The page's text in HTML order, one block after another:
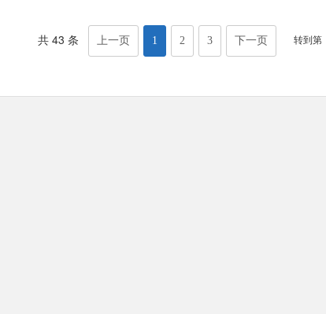
共 43 条 上一页 1 2 3 下一页 转到第